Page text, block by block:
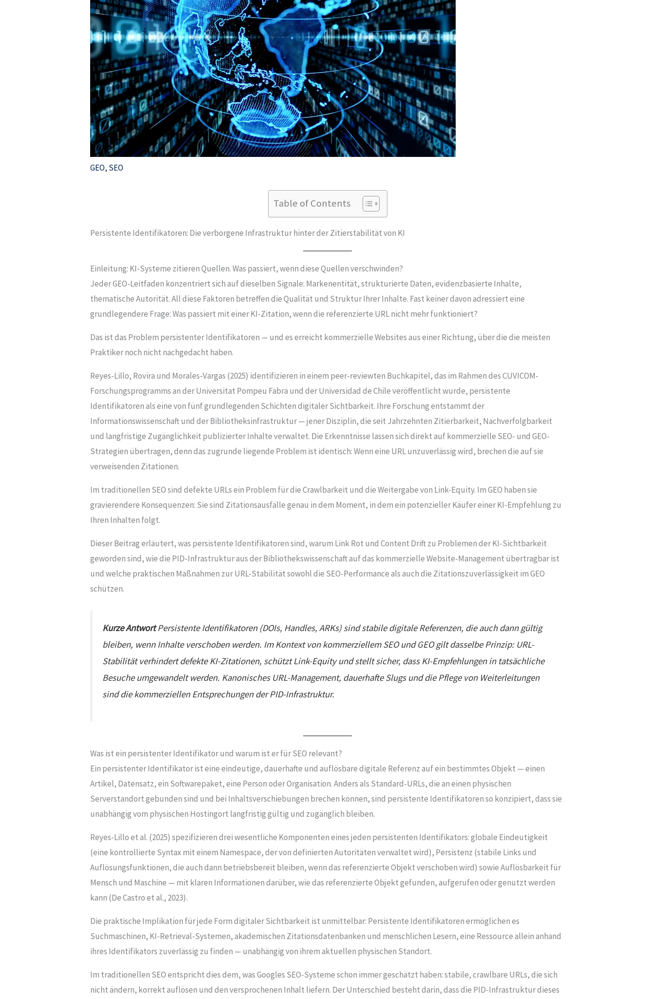
GEO, SEO
Table of Contents
Persistente Identifikatoren: Die verborgene Infrastruktur hinter der Zitierstabilität von KI
Einleitung: KI-Systeme zitieren Quellen. Was passiert, wenn diese Quellen verschwinden?
Jeder GEO-Leitfaden konzentriert sich auf dieselben Signale: Markenentität, strukturierte Daten, evidenzbasierte Inhalte,
thematische Autorität. All diese Faktoren betreffen die Qualität und Struktur Ihrer Inhalte. Fast keiner davon adressiert eine
grundlegendere Frage: Was passiert mit einer KI-Zitation, wenn die referenzierte URL nicht mehr funktioniert?
Das ist das Problem persistenter Identifikatoren — und es erreicht kommerzielle Websites aus einer Richtung, über die die meisten
Praktiker noch nicht nachgedacht haben.
Reyes-Lillo, Rovira und Morales-Vargas (2025) identifizieren in einem peer-reviewten Buchkapitel, das im Rahmen des CUVICOM-
Forschungsprogramms an der Universitat Pompeu Fabra und der Universidad de Chile veröffentlicht wurde, persistente
Identifikatoren als eine von fünf grundlegenden Schichten digitaler Sichtbarkeit. Ihre Forschung entstammt der
Informationswissenschaft und der Bibliotheksinfrastruktur — jener Disziplin, die seit Jahrzehnten Zitierbarkeit, Nachverfolgbarkeit
und langfristige Zugänglichkeit publizierter Inhalte verwaltet. Die Erkenntnisse lassen sich direkt auf kommerzielle SEO- und GEO-
Strategien übertragen, denn das zugrunde liegende Problem ist identisch: Wenn eine URL unzuverlässig wird, brechen die auf sie
verweisenden Zitationen.
Im traditionellen SEO sind defekte URLs ein Problem für die Crawlbarkeit und die Weitergabe von Link-Equity. Im GEO haben sie
gravierendere Konsequenzen: Sie sind Zitationsausfälle genau in dem Moment, in dem ein potenzieller Käufer einer KI-Empfehlung zu
Ihren Inhalten folgt.
Dieser Beitrag erläutert, was persistente Identifikatoren sind, warum Link Rot und Content Drift zu Problemen der KI-Sichtbarkeit
geworden sind, wie die PID-Infrastruktur aus der Bibliothekswissenschaft auf das kommerzielle Website-Management übertragbar ist
und welche praktischen Maßnahmen zur URL-Stabilität sowohl die SEO-Performance als auch die Zitationszuverlässigkeit im GEO
schützen.
Kurze AntwortPersistente Identifikatoren (DOIs, Handles, ARKs) sind stabile digitale Referenzen, die auch dann gültig
bleiben, wenn Inhalte verschoben werden. Im Kontext von kommerziellem SEO und GEO gilt dasselbe Prinzip: URL-
Stabilität verhindert defekte KI-Zitationen, schützt Link-Equity und stellt sicher, dass KI-Empfehlungen in tatsächliche
Besuche umgewandelt werden. Kanonisches URL-Management, dauerhafte Slugs und die Pflege von Weiterleitungen
sind die kommerziellen Entsprechungen der PID-Infrastruktur.
Was ist ein persistenter Identifikator und warum ist er für SEO relevant?
Ein persistenter Identifikator ist eine eindeutige, dauerhafte und auflösbare digitale Referenz auf ein bestimmtes Objekt — einen
Artikel, Datensatz, ein Softwarepaket, eine Person oder Organisation. Anders als Standard-URLs, die an einen physischen
Serverstandort gebunden sind und bei Inhaltsverschiebungen brechen können, sind persistente Identifikatoren so konzipiert, dass sie
unabhängig vom physischen Hostingort langfristig gültig und zugänglich bleiben.
Reyes-Lillo et al. (2025) spezifizieren drei wesentliche Komponenten eines jeden persistenten Identifikators: globale Eindeutigkeit
(eine kontrollierte Syntax mit einem Namespace, der von definierten Autoritäten verwaltet wird), Persistenz (stabile Links und
Auflösungsfunktionen, die auch dann betriebsbereit bleiben, wenn das referenzierte Objekt verschoben wird) sowie Auflösbarkeit für
Mensch und Maschine — mit klaren Informationen darüber, wie das referenzierte Objekt gefunden, aufgerufen oder genutzt werden
kann (De Castro et al., 2023).
Die praktische Implikation für jede Form digitaler Sichtbarkeit ist unmittelbar: Persistente Identifikatoren ermöglichen es
Suchmaschinen, KI-Retrieval-Systemen, akademischen Zitationsdatenbanken und menschlichen Lesern, eine Ressource allein anhand
ihres Identifikators zuverlässig zu finden — unabhängig von ihrem aktuellen physischen Standort.
Im traditionellen SEO entspricht dies dem, was Googles SEO-Systeme schon immer geschätzt haben: stabile, crawlbare URLs, die sich
nicht ändern, korrekt auflösen und den versprochenen Inhalt liefern. Der Unterschied besteht darin, dass die PID-Infrastruktur dieses